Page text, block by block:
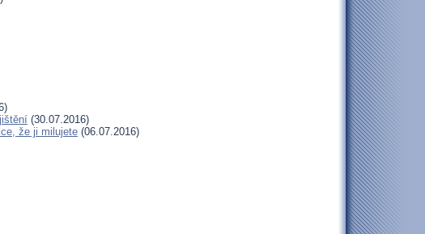
(30.07.2016)
že ji milujete (06.07.2016)